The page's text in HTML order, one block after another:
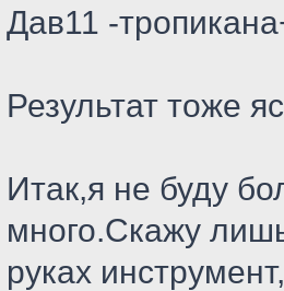
Дав11 -
Результат тоже
Итак,я не буду
много.Скажу
руках